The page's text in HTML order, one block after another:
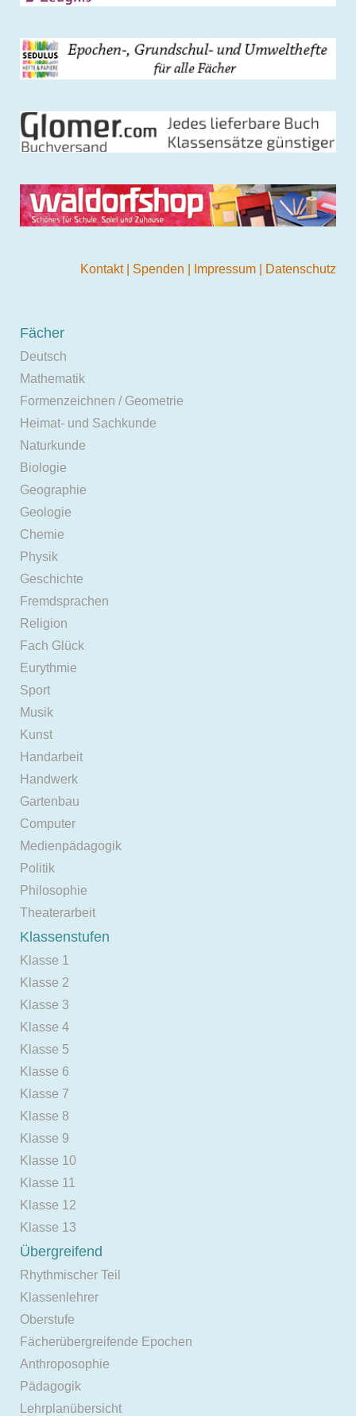
Kontakt Spenden Impressum Datenschutz
Fächer
Deutsch
Mathematik
Formenzeichnen / Geometrie
Heimat- und Sachkunde
Naturkunde
Biologie
Geographie
Geologie
Chemie
Physik
Geschichte
Fremdsprachen
Religion
Fach Glück
Eurythmie
Sport
Musik
Kunst
Handarbeit
Handwerk
Gartenbau
Computer
Medienpädagogik
Politik
Philosophie
Theaterarbeit
Klassenstufen
Klasse 1
Klasse 2
Klasse 3
Klasse 4
Klasse 5
Klasse 6
Klasse 7
Klasse 8
Klasse 9
Klasse 10
Klasse 11
Klasse 12
Klasse 13
Übergreifend
Rhythmischer Teil
Klassenlehrer
Oberstufe
Fächerübergreifende Epochen
Anthroposophie
Pädagogik
Lehrplanübersicht